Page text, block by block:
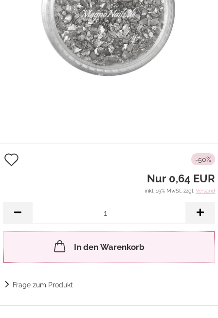
-50%
Nur 0,64 EUR
inkl. 19% MwSt. zzgl. Versand
In den Warenkorb
Frage zum Produkt